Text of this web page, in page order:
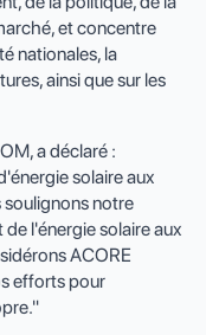
et concentre
nationales, la
ainsi que sur les
a déclaré :
solaire aux
soulignons notre
l'énergie solaire aux
ACORE
efforts pour